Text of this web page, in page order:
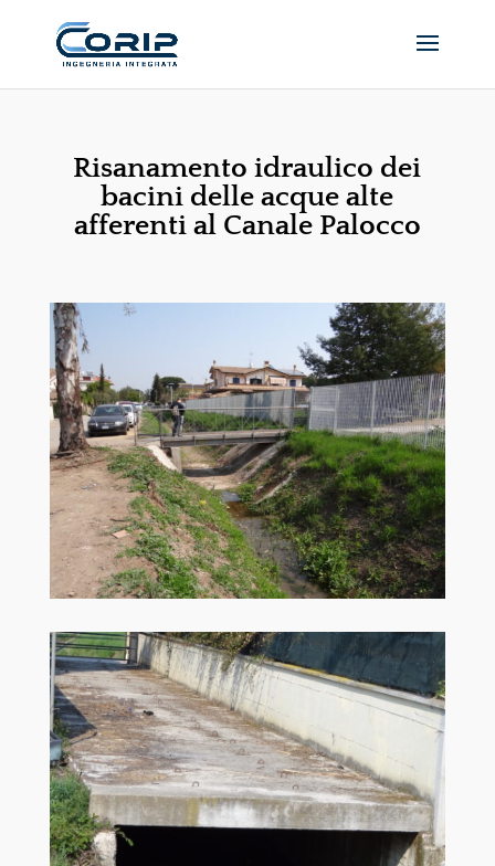
Risanamento idraulico dei
bacini delle acque alte
afferenti al Canale Palocco